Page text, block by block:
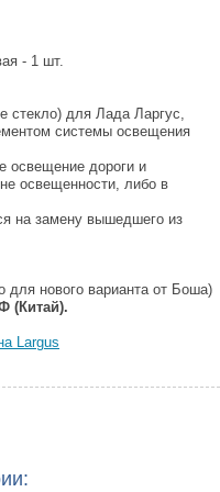
- 1 шт.
для Лада Ларгус,
системы освещения
освещение дороги и
освещенности, либо в
на замену вышедшего из
для нового варианта от Боша)
(Китай).
Largus